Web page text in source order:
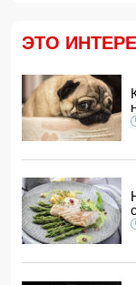
11:40, 07.08.2026
Европе
11:34, 07.08.2026
Известная
спать по ночам»
11:32, 07.08.2026
11:30, 07.08.2026
ЭТО